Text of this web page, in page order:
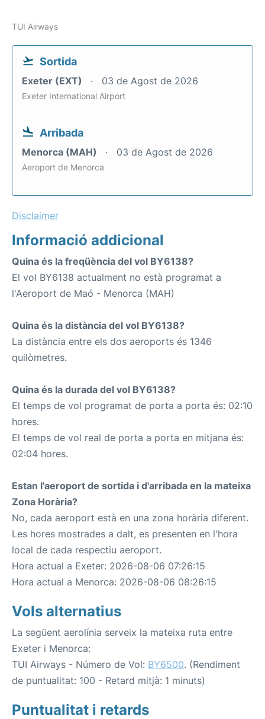
TUI Airways
Sortida
Exeter (EXT) 03 de Agost de 2026
Exeter International Airport
Arribada
Menorca (MAH) 03 de Agost de 2026
Aeroport de Menorca
Disclaimer
Informació addicional
Quina és la freqüència del vol BY6138?
El vol BY6138 actualment no està programat a
l'Aeroport de Maó - Menorca (MAH)
Quina és la distància del vol BY6138?
La distància entre els dos aeroports és 1346
quilòmetres.
Quina és la durada del vol BY6138?
El temps de vol programat de porta a porta és: 02:10
hores.
El temps de vol real de porta a porta en mitjana és:
02:04 hores.
Estan l'aeroport de sortida i d'arribada en la mateixa
Zona Horària?
No, cada aeroport està en una zona horària diferent.
Les hores mostrades a dalt, es presenten en l'hora
local de cada respectiu aeroport.
Hora actual a Exeter: 2026-08-06 07:26:15
Hora actual a Menorca: 2026-08-06 08:26:15
Vols alternatius
La següent aerolínia serveix la mateixa ruta entre
Exeter i Menorca:
TUI Airways - Número de Vol: BY6500. (Rendiment
de puntualitat: 100 - Retard mitjà: 1 minuts)
Puntualitat i retards